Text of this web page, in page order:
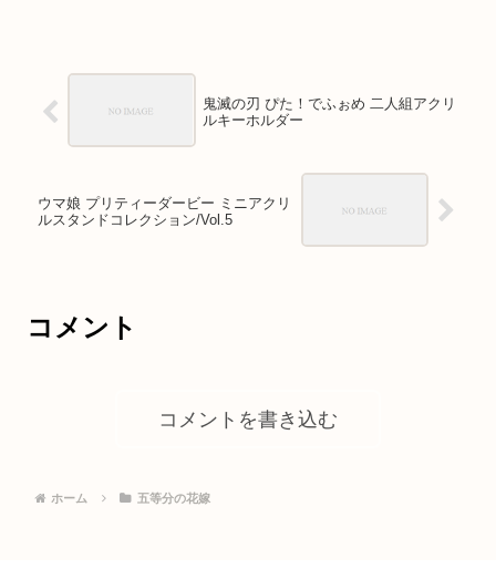
鬼滅の刃 ぴた！でふぉめ 二人組アクリ
ルキーホルダー
ウマ娘 プリティーダービー ミニアクリ
ルスタンドコレクション/Vol.5
コメント
コメントを書き込む
ホーム 五等分の花嫁